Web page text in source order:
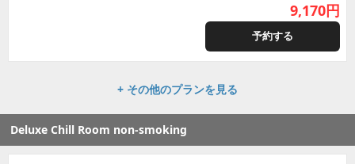
9,170円
予約する
+ その他のプランを見る
Deluxe Chill Room non-smoking